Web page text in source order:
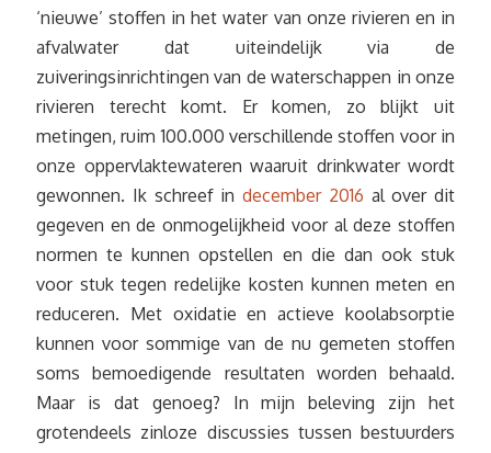
‘nieuwe’ stoffen in het water van onze rivieren en in
afvalwater dat uiteindelijk via de
zuiveringsinrichtingen van de waterschappen in onze
rivieren terecht komt. Er komen, zo blijkt uit
metingen, ruim 100.000 verschillende stoffen voor in
onze oppervlaktewateren waaruit drinkwater wordt
gewonnen. Ik schreef in december 2016 al over dit
gegeven en de onmogelijkheid voor al deze stoffen
normen te kunnen opstellen en die dan ook stuk
voor stuk tegen redelijke kosten kunnen meten en
reduceren. Met oxidatie en actieve koolabsorptie
kunnen voor sommige van de nu gemeten stoffen
soms bemoedigende resultaten worden behaald.
Maar is dat genoeg? In mijn beleving zijn het
grotendeels zinloze discussies tussen bestuurders